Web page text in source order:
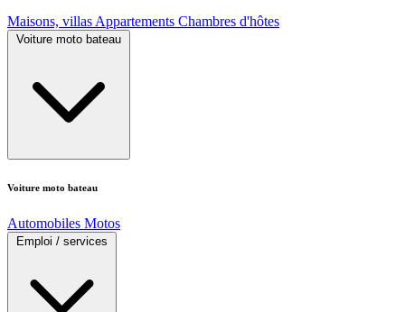
Maisons, villas Appartements Chambres d'hôtes
Voiture moto bateau
Voiture moto bateau
Automobiles Motos
Emploi / services